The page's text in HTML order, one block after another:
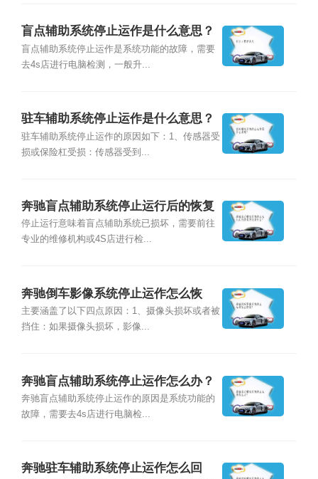
盲点辅助系统停止运作是什么意思？
盲点辅助系统停止运作是系统功能的故障，需要
去4s店进行电脑检测，一般升...
驻车辅助系统停止运作是什么意思？
驻车辅助系统停止运作的原因如下：1、传感器受
损或保险杠受损：传感器受到...
奔驰盲点辅助系统停止运行后的恢复
方法是什么？
停止运行意味着盲点辅助系统已损坏，需要前往
专业的维修机构或4S店进行检...
奔驰倒车影像系统停止运作怎么恢
复？
主要涵盖了以下四点原因：1、摄像头损坏或者被
挡住：如果摄像头损坏，影像...
奔驰盲点辅助系统停止运作怎么办？
奔驰盲点辅助系统停止运作的原因是系统功能的
故障，需要去4s店进行电脑检...
奔驰驻车辅助系统停止运作怎么回